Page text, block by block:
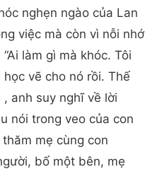
nghẹn ngào của Lan
việc mà còn vì nỗi nhớ
làm gì mà khóc. Tôi
vẽ cho nó rồi. Thế
, anh suy nghĩ về lời
nói trong veo của con
mẹ cùng con
bố một bên, mẹ